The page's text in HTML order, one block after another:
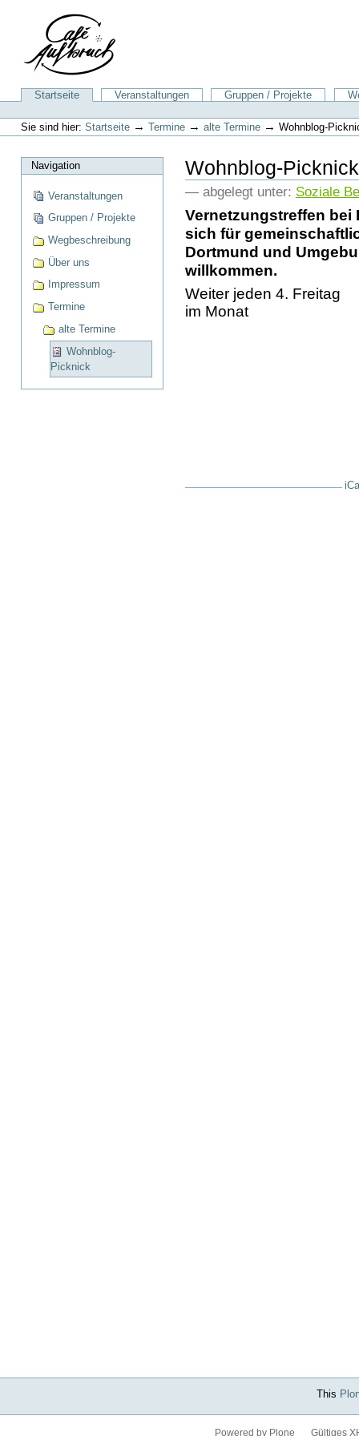
Navigation
SektionenStartseite Veranstaltungen Gruppen / Projekte
Benutzerspezifische
Werkzeuge
Sie sind hier: Startseite → Termine → alte Termine → Wohnblog-
Navigation
Veranstaltungen
Gruppen / Projekte
Wegbeschreibung
Über uns
Impressum
Termine
alte Termine
Wohnblog-
Picknick
Wohnblog-Picknick
— abgelegt unter: Soziale
Vernetzungstreffen bei
sich für
Dortmund und
willkommen.
Weiter jeden 4. Freitag
im Monat
This
Powered by Plone Gültiges